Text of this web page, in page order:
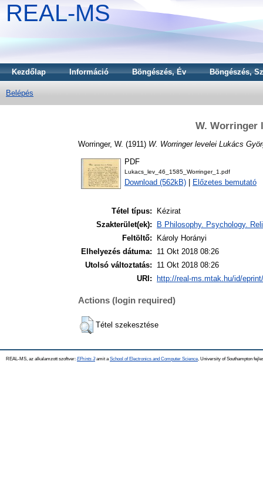
REAL-MS
Kezdőlap Információ Böngészés, Év Böngészés,
Belépés
W. Worringer
Worringer, W. (1911) W. Worringer levelei Lukács
PDF
Lukacs_lev_46_1585_Worringer_1.pdf
Download (562kB) Előzetes bemutató
Tétel típus:
Kézirat
Szakterület(ek):
B Philosophy. Psychology.
Feltöltő:
Károly Horányi
Elhelyezés dátuma:
11 Okt 2018 08:26
Utolsó változtatás:
11 Okt 2018 08:26
URI:
http://real-ms.mtak.hu/id/
Actions (login required)
Tétel szekesztése
REAL-MS, az alkalamzott szoftver: EPrints 3amit a School of Electronics and Computer Science , University of Southampton